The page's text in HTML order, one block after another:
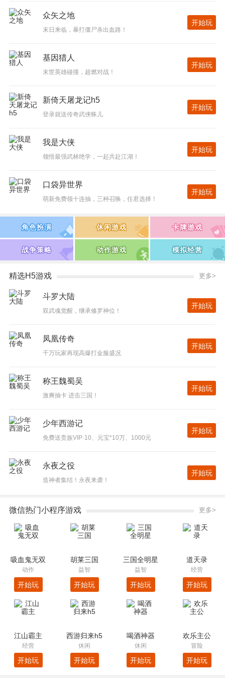
众矢之地
末日来临，暴打僵尸杀出血路！
开始玩
基因猎人
末世英雄碰撞，超燃对战！
开始玩
新倚天屠龙记h5
登录就送传奇武侠蛛儿
开始玩
我是大侠
领悟最强武林绝学，一起共赴江湖！
开始玩
口袋异世界
萌新免费领十连抽，三种召唤，任君选择！
开始玩
角色扮演 休闲游戏 卡牌游戏
战争策略 动作游戏 模拟经营
精选H5游戏 更多>
斗罗大陆
双武魂觉醒，继承修罗神位！
开始玩
凤凰传奇
千万玩家再现高爆打金服盛况
开始玩
称王魏蜀吴
激爽抽卡 进击三国！
开始玩
少年西游记
免费送贵族VIP·10、元宝*10万、1000元
开始玩
永夜之役
造神者集结！永夜来袭！
开始玩
微信热门小程序游戏 更多>
吸血鬼无双
动作
开始玩
胡莱三国
益智
开始玩
三国全明星
益智
开始玩
道天录
经营
开始玩
江山霸主
经营
开始玩
西游归来h5
休闲
开始玩
喝酒神器
休闲
开始玩
欢乐主公
冒险
开始玩